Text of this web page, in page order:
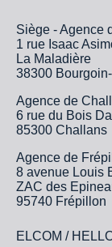
Siège - Agence
1 rue Isaac
La Maladière
38300
Agence de
6 rue du Bois
85300 Challans
Agence de
8 avenue Louis
ZAC des
95740 Frépillon
ELCOM /